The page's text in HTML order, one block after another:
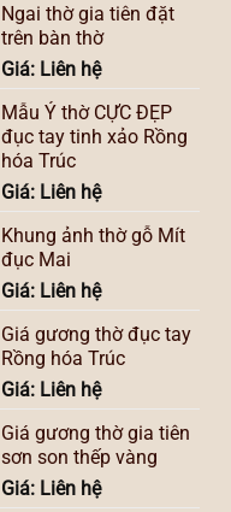
Ngai thờ gia tiên đặt
trên bàn thờ
Giá: Liên hệ
Mẫu Ỷ thờ CỰC ĐẸP
đục tay tinh xảo Rồng
hóa Trúc
Giá: Liên hệ
Khung ảnh thờ gỗ Mít
đục Mai
Giá: Liên hệ
Giá gương thờ đục tay
Rồng hóa Trúc
Giá: Liên hệ
Giá gương thờ gia tiên
sơn son thếp vàng
Giá: Liên hệ